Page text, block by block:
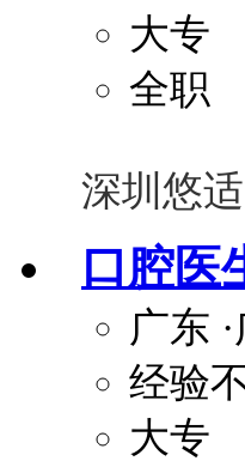
大专
全职
深圳悠
口腔医
广东
经验
大专